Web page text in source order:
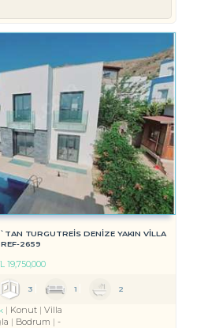
TURGUTREİS DENİZE YAKIN VİLLA
REF-2659
19,750,000
3 1 2
Konut
Villa
Bodrum -